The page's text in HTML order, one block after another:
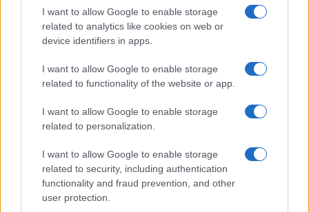
I want to allow Google to enable storage
related to analytics like cookies on web or
device identifiers in apps.
I want to allow Google to enable storage
related to functionality of the website or app.
I want to allow Google to enable storage
related to personalization.
I want to allow Google to enable storage
related to security, including authentication
functionality and fraud prevention, and other
user protection.
Come mappare le dinastie VIP con fonti affidabili e
schemi chiari
Indizi social, location e crew: scoprire coppie VIP
senza violare la privacy
Disabilità e Accessibilità: La Controversia sulle Tariffe
della Piscina Comunale di Arezzo
Maltrattamenti agli anziani a Cerea: indagini e misure
cautelari
Come decifrare gossip di coppia tra copertine e
caption